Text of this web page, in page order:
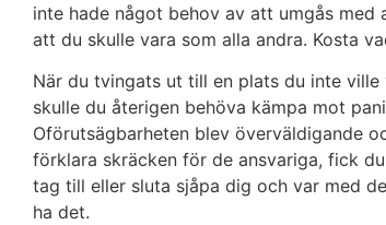
inte hade något behov av att umgås med
att du skulle vara som alla andra. Kosta
När du tvingats ut till en plats du inte
skulle du återigen behöva kämpa mot
Oförutsägbarheten blev överväldigande
förklara skräcken för de ansvariga, fick
tag till eller sluta sjåpa dig och var med
ha det.